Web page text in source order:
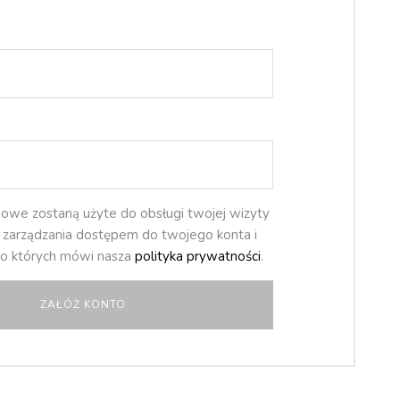
zostaną użyte do obsługi twojej wizyty
zarządzania dostępem do twojego konta i
których mówi nasza polityka prywatności.